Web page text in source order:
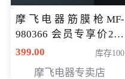
摩飞电器筋膜枪MF-
980366 会员专享价299
元
399.00 库存100
摩飞电器专卖店